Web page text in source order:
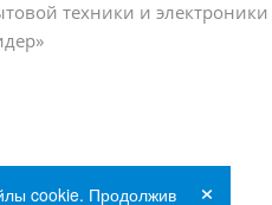
техники и электроники
cookie. Продолжив ×